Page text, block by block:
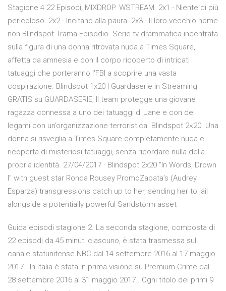
Stagione 4 22 Episodi; MIXDROP. WSTREAM. 2x1 - Niente di più
pericoloso. 2x2 - Incitano alla paura. 2x3 - Il loro vecchio nome
non Blindspot Trama Episodio. Serie tv drammatica incentrata
sulla figura di una donna ritrovata nuda a Times Square,
affetta da amnesia e con il corpo ricoperto di intricati
tatuaggi che porteranno l'FBI a scoprire una vasta
cospirazione. Blindspot 1x20 | Guardaserie in Streaming
GRATIS su GUARDASERIE, Il team protegge una giovane
ragazza connessa a uno dei tatuaggi di Jane e con dei
legami con un’organizzazione terroristica. Blindspot 2×20. Una
donna si risveglia a Times Square completamente nuda e
ricoperta di misteriosi tatuaggi, senza ricordare nulla della
propria identità. 27/04/2017 · Blindspot 2x20 "In Words, Drown
I" with guest star Ronda Rousey PromoZapata's (Audrey
Esparza) transgressions catch up to her, sending her to jail
alongside a potentially powerful Sandstorm asset
Guida episodi stagione 2. La seconda stagione, composta di
22 episodi da 45 minuti ciascuno, è stata trasmessa sul
canale statunitense NBC dal 14 settembre 2016 al 17 maggio
2017.. In Italia è stata in prima visione su Premium Crime dal
28 settembre 2016 al 31 maggio 2017.. Ogni titolo dei primi 9